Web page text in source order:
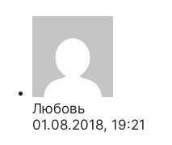
Любовь
01.08.2018, 19:21